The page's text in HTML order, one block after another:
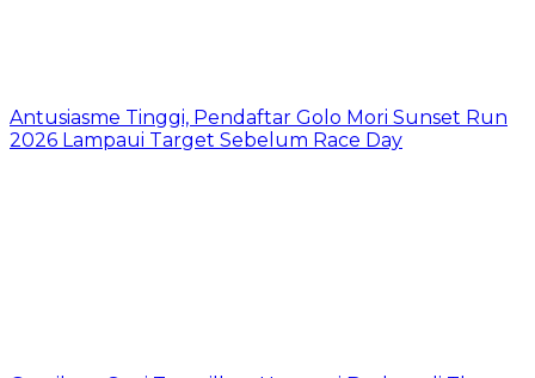
Antusiasme Tinggi, Pendaftar Golo Mori Sunset Run
2026 Lampaui Target Sebelum Race Day